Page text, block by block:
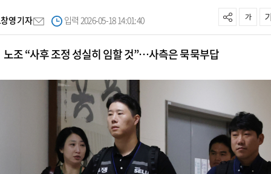
영 기자 입력 2026-05-18 14:01:40
노조 “사후 조정 성실히 임할 것”…사측은 묵묵부답